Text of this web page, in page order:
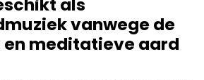
vanwege de
meditatieve aard